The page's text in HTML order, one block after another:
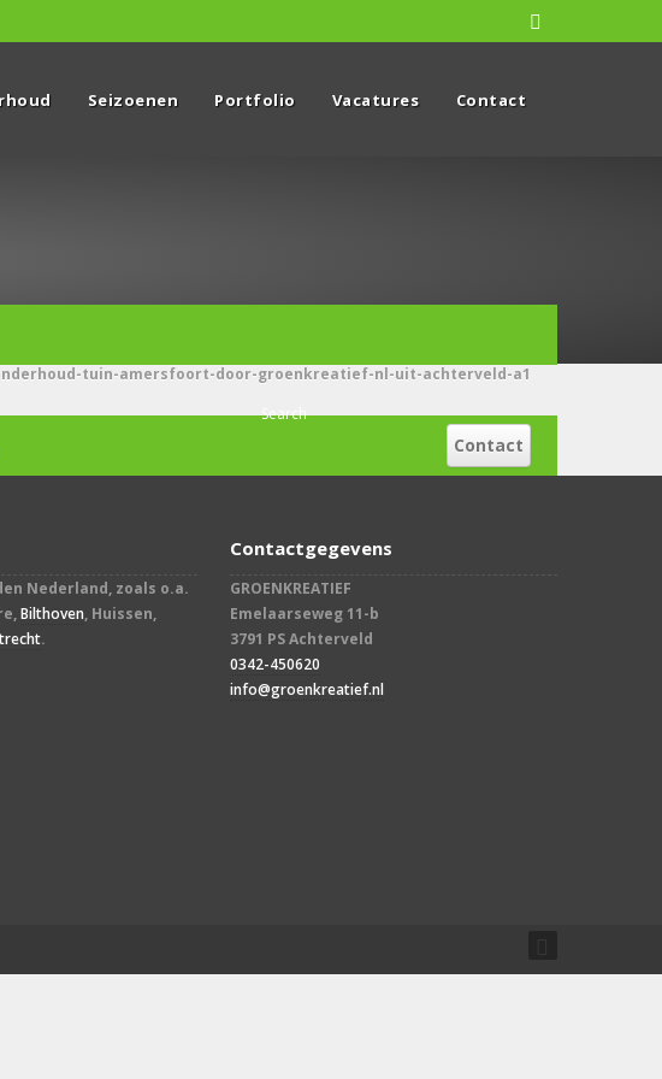
Seizoenen Portfolio Vacatures Contact
tuin-amersfoort-door-groenkreatief-nl-uit-achterveld-a1
Contact
Nederland, zoals o.a.
Bilthoven, Huissen,
.
Contactgegevens
GROENKREATIEF
Emelaarseweg 11-b
3791 PS Achterveld
0342-450620
info@groenkreatief.nl​